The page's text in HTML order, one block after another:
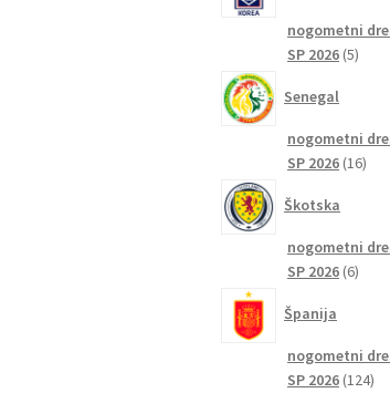
nogometni
SP 2026 55
Senegal
nogometni
SP 2026 1616
Škotska
nogometni
SP 2026 66
Španija
nogometni
SP 2026 124124